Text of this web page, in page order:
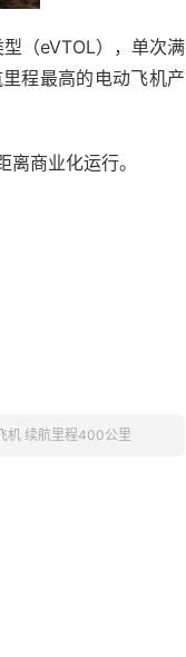
（eVTOL），单次满
程最高的电动飞机产
商业化运行。
机 续航里程400公里